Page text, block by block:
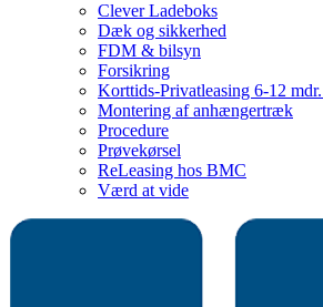
Clever Ladeboks
Dæk og sikkerhed
FDM & bilsyn
Forsikring
Korttids-Privatleasing 6-12 mdr.
Montering af anhængertræk
Procedure
Prøvekørsel
ReLeasing hos BMC
Værd at vide